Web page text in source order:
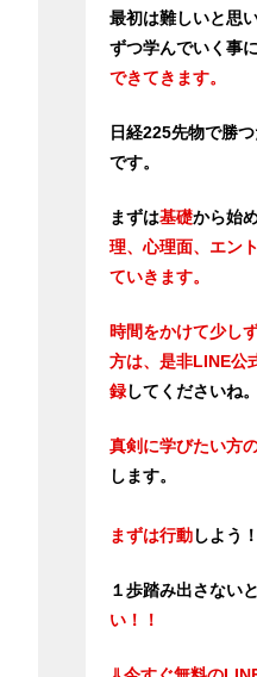
最初は難しいと思
ずつ学んでいく事
できてきます。
日経225先物で勝
です。
まずは基礎から始
理、心理面、エン
ていきます。
時間をかけて少し
方は、是非LINE公
録してくださいね。
真剣に学びたい方
します。
まずは行動しよう
１歩踏み出さないと
い！！